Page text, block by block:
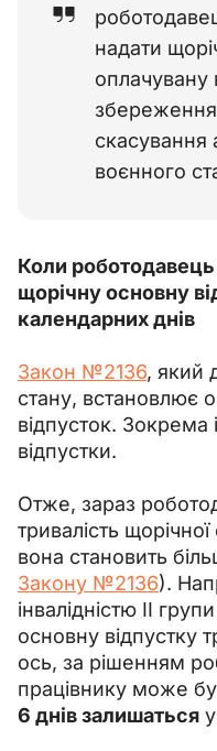
надати
оплачувану
збереження
воєнного
Коли
щорічну основну
календарних днів
Закон №2136, який
стану, встановлює
відпусток. Зокрема
відпустки.
Отже, зараз
тривалість
вона становить
Закону №2136).
інвалідністю ІІ
основну відпустку
ось, за рішенням
працівнику може
6 днів залишаться